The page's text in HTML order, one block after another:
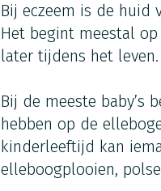
Bij eczeem is de huid
Het begint meestal
later tijdens het leven.
Bij de meeste baby’s
hebben op de
kinderleeftijd kan
elleboogplooien,